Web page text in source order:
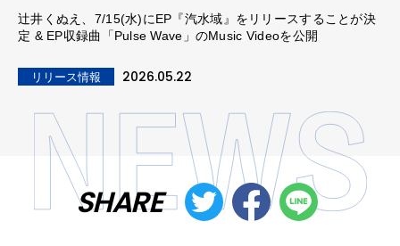
辻井くぬえ、7/15(水)にEP『汽水域』をリリースすることが決
定 & EP収録曲「Pulse Wave」のMusic Videoを公開
リリース情報 2026.05.22
SHARE